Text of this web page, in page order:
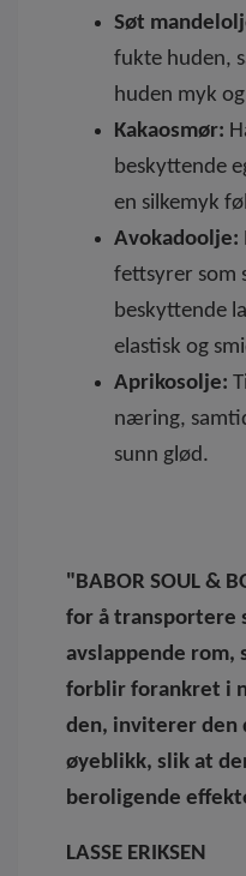
Søt
fukte huden,
huden myk
Kakaosmør:
beskyttende
en silkemyk
Avokadoolje:
fettsyrer som
beskyttende
elastisk og
Aprikosolje:
næring,
sunn glød.
"BABOR SOUL &
for å transportere
avslappende rom,
forblir forankret i
den, inviterer den
øyeblikk, slik at
beroligende
LASSE ERIKSEN